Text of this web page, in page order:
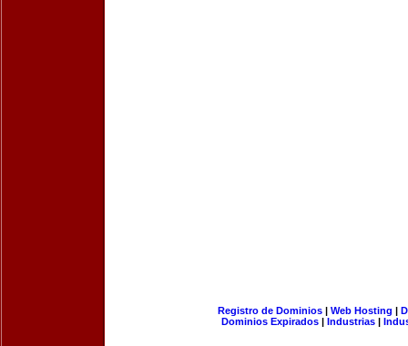
Registro de Dominios| Web Hosting |
Dominios Expirados | Industrias |